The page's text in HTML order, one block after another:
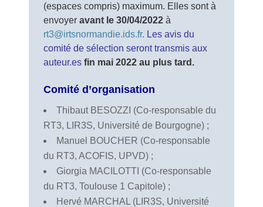
(espaces compris) maximum. Elles sont à
envoyer avant le 30/04/2022 à
rt3@irtsnormandie.ids.fr. Les avis du
comité de sélection seront transmis aux
auteur.es fin mai 2022 au plus tard.
Comité d’organisation
Thibaut BESOZZI (Co-responsable du
RT3, LIR3S, Université de Bourgogne) ;
Manuel BOUCHER (Co-responsable
du RT3, ACOFIS, UPVD) ;
Giorgia MACILOTTI (Co-responsable
du RT3, Toulouse 1 Capitole) ;
Hervé MARCHAL (LIR3S, Université